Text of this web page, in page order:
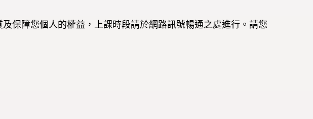
保障您個人的權益，上課時段請於網路訊號暢通之處進行。請您